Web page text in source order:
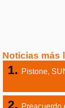
Noticias más
Pistone,